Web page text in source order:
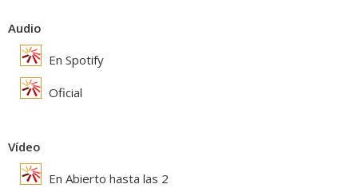
Audio
En Spotify
Oficial
Vídeo
En Abierto hasta las 2